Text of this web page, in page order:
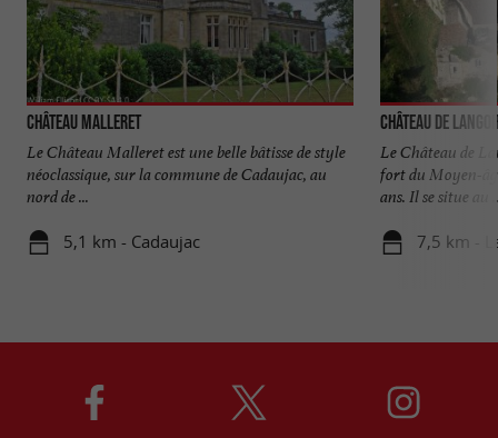
Château Malleret
Le Château Malleret est une belle bâtisse de style
néoclassique, sur la commune de Cadaujac, au
nord de ...
5,1 km - Cadaujac
Château de
Le Château de
fort du Moyen-
ans. Il se situe au
7,5 km -